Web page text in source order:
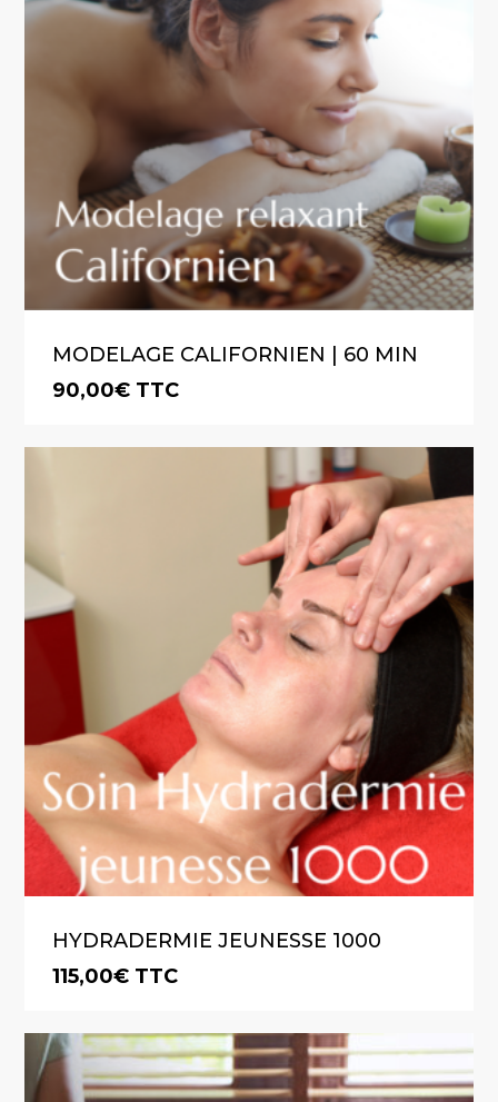
Go To Shop
MODELAGE CALIFORNIEN | 60 MIN
90,00€ TTC
HYDRADERMIE JEUNESSE 1000
115,00€ TTC